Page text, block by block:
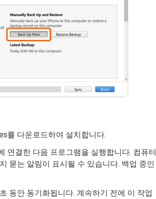
를 다운로드하여 설치합니다.
연결한 다음 프로그램을 실행합니다. 컴퓨터
묻는 알림이 표시될 수 있습니다. 백업 중인
동안 동기화됩니다. 계속하기 전에 이 작업